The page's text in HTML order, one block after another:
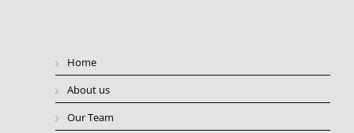
Home
About us
Our Team